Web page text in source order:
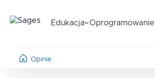
Edukacja Oprogramowanie
Opinie